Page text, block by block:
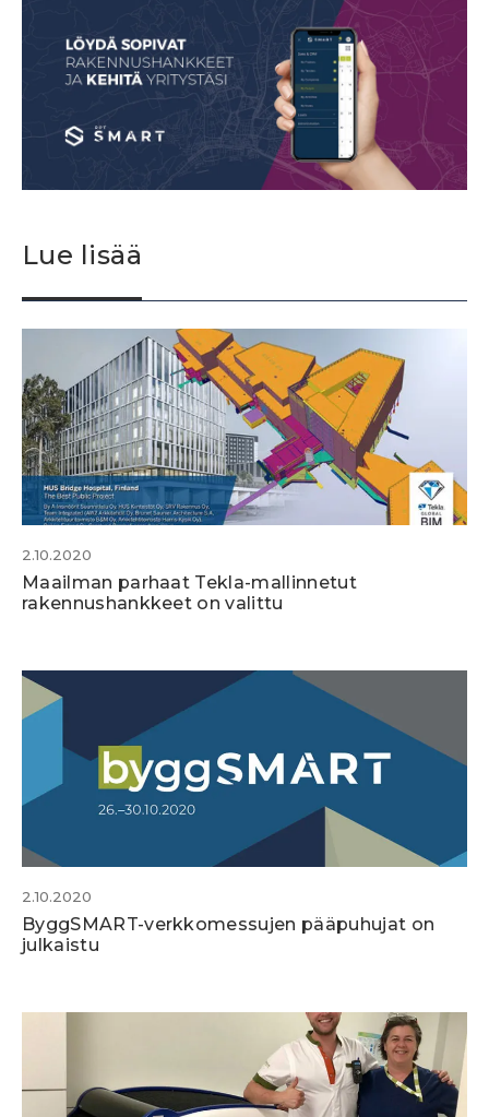
Lue lisää
2.10.2020
Maailman parhaat Tekla-mallinnetut
rakennushankkeet on valittu
2.10.2020
ByggSMART-verkkomessujen pääpuhujat on
julkaistu